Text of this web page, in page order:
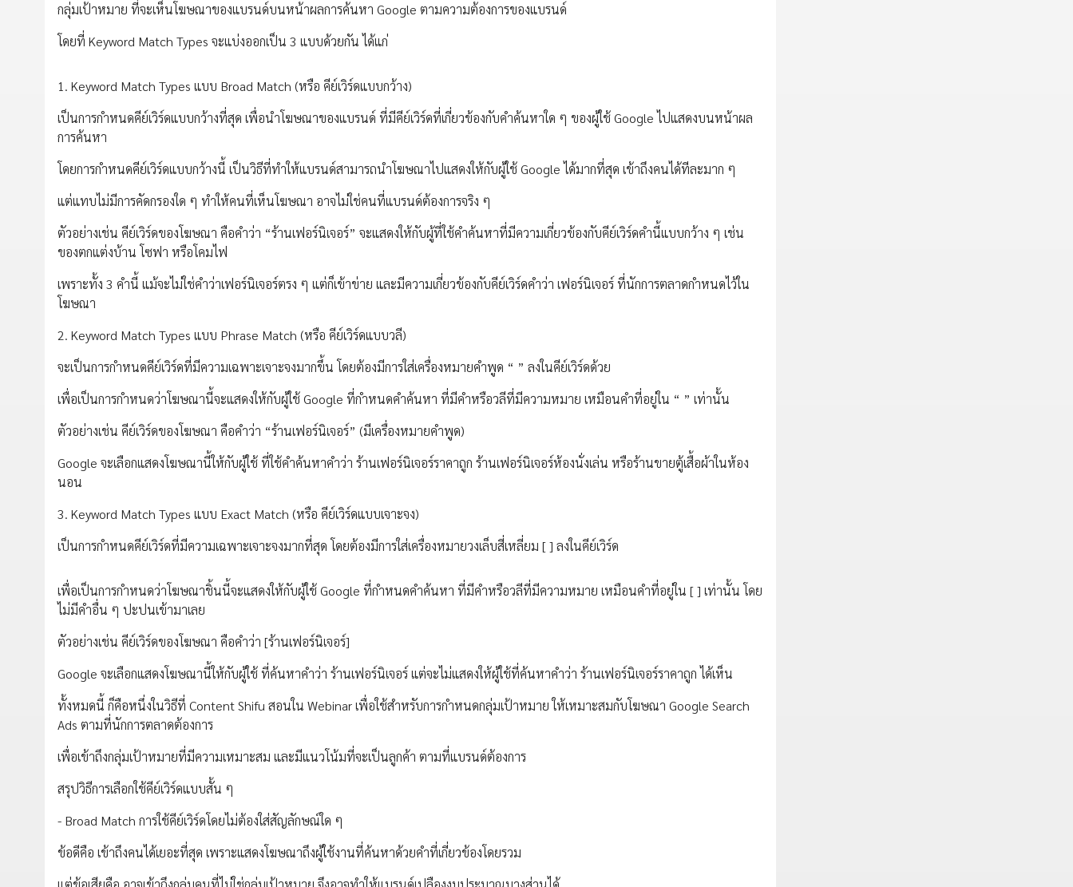
กลุ่มเป้าหมาย ที่จะเห็นโฆษณาของแบรนด์บนหน้าผลการค้นหา Google ตามความต้องการของแบรนด์
โดยที่ Keyword Match Types จะแบ่งออกเป็น 3 แบบด้วยกัน ได้แก่
1. Keyword Match Types แบบ Broad Match (หรือ คีย์เวิร์ดแบบกว้าง)
เป็นการกำหนดคีย์เวิร์ดแบบกว้างที่สุด เพื่อนำโฆษณาของแบรนด์ ที่มีคีย์เวิร์ดที่เกี่ยวข้องกับคำค้นหาใด ๆ ของผู้ใช้ Google ไปแสดงบนหน้าผล
การค้นหา
โดยการกำหนดคีย์เวิร์ดแบบกว้างนี้ เป็นวิธีที่ทำให้แบรนด์สามารถนำโฆษณาไปแสดงให้กับผู้ใช้ Google ได้มากที่สุด เข้าถึงคนได้ทีละมาก ๆ
แต่แทบไม่มีการคัดกรองใด ๆ ทำให้คนที่เห็นโฆษณา อาจไม่ใช่คนที่แบรนด์ต้องการจริง ๆ
ตัวอย่างเช่น คีย์เวิร์ดของโฆษณา คือคำว่า “ร้านเฟอร์นิเจอร์” จะแสดงให้กับผู้ที่ใช้คำค้นหาที่มีความเกี่ยวข้องกับคีย์เวิร์ดคำนี้แบบกว้าง ๆ เช่น
ของตกแต่งบ้าน โซฟา หรือโคมไฟ
เพราะทั้ง 3 คำนี้ แม้จะไม่ใช่คำว่าเฟอร์นิเจอร์ตรง ๆ แต่ก็เข้าข่าย และมีความเกี่ยวข้องกับคีย์เวิร์ดคำว่า เฟอร์นิเจอร์ ที่นักการตลาดกำหนดไว้ใน
โฆษณา
2. Keyword Match Types แบบ Phrase Match (หรือ คีย์เวิร์ดแบบวลี)
จะเป็นการกำหนดคีย์เวิร์ดที่มีความเฉพาะเจาะจงมากขึ้น โดยต้องมีการใส่เครื่องหมายคำพูด “ ” ลงในคีย์เวิร์ดด้วย
เพื่อเป็นการกำหนดว่าโฆษณานี้จะแสดงให้กับผู้ใช้ Google ที่กำหนดคำค้นหา ที่มีคำหรือวลีที่มีความหมาย เหมือนคำที่อยู่ใน “ ” เท่านั้น
ตัวอย่างเช่น คีย์เวิร์ดของโฆษณา คือคำว่า “ร้านเฟอร์นิเจอร์” (มีเครื่องหมายคำพูด)
Google จะเลือกแสดงโฆษณานี้ให้กับผู้ใช้ ที่ใช้คำค้นหาคำว่า ร้านเฟอร์นิเจอร์ราคาถูก ร้านเฟอร์นิเจอร์ห้องนั่งเล่น หรือร้านขายตู้เสื้อผ้าในห้อง
นอน
3. Keyword Match Types แบบ Exact Match (หรือ คีย์เวิร์ดแบบเจาะจง)
เป็นการกำหนดคีย์เวิร์ดที่มีความเฉพาะเจาะจงมากที่สุด โดยต้องมีการใส่เครื่องหมายวงเล็บสี่เหลี่ยม [ ] ลงในคีย์เวิร์ด
เพื่อเป็นการกำหนดว่าโฆษณาชิ้นนี้จะแสดงให้กับผู้ใช้ Google ที่กำหนดคำค้นหา ที่มีคำหรือวลีที่มีความหมาย เหมือนคำที่อยู่ใน [ ] เท่านั้น โดย
ไม่มีคำอื่น ๆ ปะปนเข้ามาเลย
ตัวอย่างเช่น คีย์เวิร์ดของโฆษณา คือคำว่า [ร้านเฟอร์นิเจอร์]
Google จะเลือกแสดงโฆษณานี้ให้กับผู้ใช้ ที่ค้นหาคำว่า ร้านเฟอร์นิเจอร์ แต่จะไม่แสดงให้ผู้ใช้ที่ค้นหาคำว่า ร้านเฟอร์นิเจอร์ราคาถูก ได้เห็น
ทั้งหมดนี้ ก็คือหนึ่งในวิธีที่ Content Shifu สอนใน Webinar เพื่อใช้สำหรับการกำหนดกลุ่มเป้าหมาย ให้เหมาะสมกับโฆษณา Google Search
Ads ตามที่นักการตลาดต้องการ
เพื่อเข้าถึงกลุ่มเป้าหมายที่มีความเหมาะสม และมีแนวโน้มที่จะเป็นลูกค้า ตามที่แบรนด์ต้องการ
สรุปวิธีการเลือกใช้คีย์เวิร์ดแบบสั้น ๆ
- Broad Match การใช้คีย์เวิร์ดโดยไม่ต้องใส่สัญลักษณ์ใด ๆ
ข้อดีคือ เข้าถึงคนได้เยอะที่สุด เพราะแสดงโฆษณาถึงผู้ใช้งานที่ค้นหาด้วยคำที่เกี่ยวข้องโดยรวม